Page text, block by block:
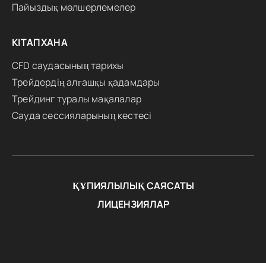
Пайыздық мөлшерлемелер
КІТАПХАНА
CFD саудасының тарихы
Трейдердің алғашқы қадамдары
Трейдинг туралы мақалалар
Сауда сессияларының кестесі
ҚҰПИЯЛЫЛЫҚ САЯСАТЫ
ЛИЦЕНЗИЯЛАР